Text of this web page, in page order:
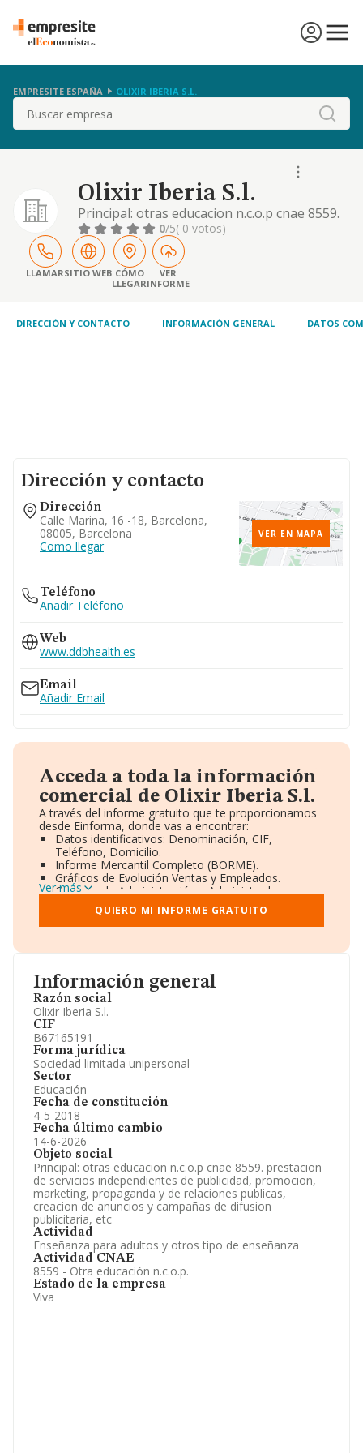
EMPRESITE ESPAÑA OLIXIR IBERIA S.L.
Buscar
Olixir Iberia S.l.
Principal: otras educacion n.c.o.p cnae 8559.
prestacion de servicios independientes de
publicidad, promocion, marketing,
propaganda y de relaciones publicas,
creacion de anuncios y campañas de difusion
publicitaria, etc
0/5( 0 votos)
LLAMARSITIO WEB CÓMO
LLEGAR
VER
INFORME
DIRECCIÓN Y CONTACTO INFORMACIÓN GENERAL DATOS
Información general
Razón social
Olixir Iberia S.l.
CIF
B67165191
Forma jurídica
Sociedad limitada unipersonal
Sector
Educación
Fecha de constitución
4-5-2018
Fecha último cambio
14-6-2026
Objeto social
Principal: otras educacion n.c.o.p cnae 8559. prestacion
de servicios independientes de publicidad, promocion,
marketing, propaganda y de relaciones publicas,
creacion de anuncios y campañas de difusion
publicitaria, etc
Actividad
Enseñanza para adultos y otros tipo de enseñanza
Actividad CNAE
8559 - Otra educación n.c.o.p.
Estado de la empresa
Viva
Dirección y contacto
Dirección
Calle Marina, 16 -18, Barcelona,
08005, Barcelona
Como llegar
VER EN MAPA
Teléfono
Añadir Teléfono
Web
www.ddbhealth.es
Email
Añadir Email
Acceda a toda la información
comercial de Olixir Iberia S.l.
A través del informe gratuito que te proporcionamos
desde Einforma, donde vas a encontrar:
Datos identificativos: Denominación, CIF,
Teléfono, Domicilio.
Informe Mercantil Completo (BORME).
Gráficos de Evolución Ventas y Empleados.
Consejo de Administración y Administradores.
Directivos y Ejecutivos.
Accionistas.
Participaciones y Vinculaciones en otras empresas.
Información oficial y registral complementaria.
Ver más
QUIERO MI INFORME GRATUITO